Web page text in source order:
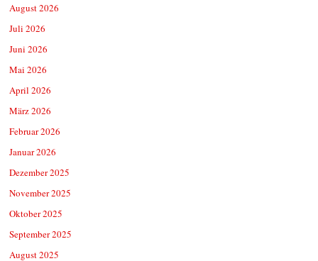
August 2026
Juli 2026
Juni 2026
Mai 2026
April 2026
März 2026
Februar 2026
Januar 2026
Dezember 2025
November 2025
Oktober 2025
September 2025
August 2025